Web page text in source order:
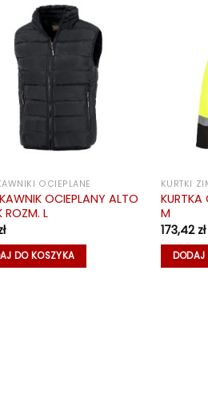
OCIEPLANE
OCIEPLANY ALTO
ROZM. L
DO KOSZYKA
KURTKI
KURTKA
M
173,42 zł
DODAJ